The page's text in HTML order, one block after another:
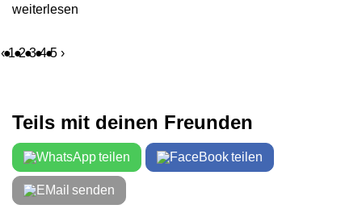
weiterlesen
‹ 1 2 3 4 5 ›
Teils mit deinen Freunden
teilen teilen
senden